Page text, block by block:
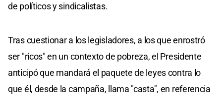
de políticos y sindicalistas.
Tras cuestionar a los legisladores, a los que enrostró
ser "ricos" en un contexto de pobreza, el Presidente
anticipó que mandará el paquete de leyes contra lo
que él, desde la campaña, llama "casta", en referencia